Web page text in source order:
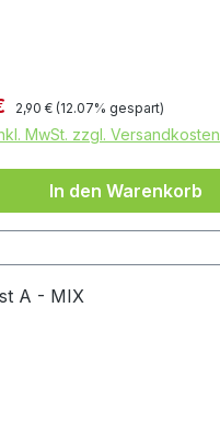
Regulärer Preis:
2,90 € (12.07% gespart)
MwSt. zzgl. Versandkosten
In den Warenkorb